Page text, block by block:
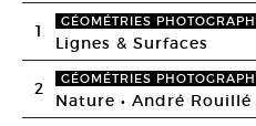
1 GÉOMÉTRIES
Lignes & Surfaces
2 GÉOMÉTRIES
Nature • André Rouillé